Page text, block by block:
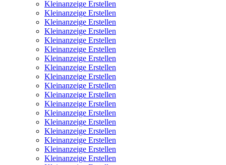
Kleinanzeige Erstellen
Kleinanzeige Erstellen
Kleinanzeige Erstellen
Kleinanzeige Erstellen
Kleinanzeige Erstellen
Kleinanzeige Erstellen
Kleinanzeige Erstellen
Kleinanzeige Erstellen
Kleinanzeige Erstellen
Kleinanzeige Erstellen
Kleinanzeige Erstellen
Kleinanzeige Erstellen
Kleinanzeige Erstellen
Kleinanzeige Erstellen
Kleinanzeige Erstellen
Kleinanzeige Erstellen
Kleinanzeige Erstellen
Kleinanzeige Erstellen